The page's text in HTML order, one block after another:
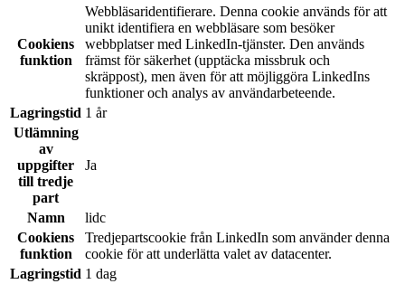
Cookiens
funktion
Webbläsaridentifierare. Denna cookie används för att
unikt identifiera en webbläsare som besöker
webbplatser med LinkedIn-tjänster. Den används
främst för säkerhet (upptäcka missbruk och
skräppost), men även för att möjliggöra LinkedIns
funktioner och analys av användarbeteende.
Lagringstid 1 år
Utlämning
av
uppgifter
till tredje
part
Ja
Namn
lidc
Cookiens
funktion
Tredjepartscookie från LinkedIn som använder denna
cookie för att underlätta valet av datacenter.
Lagringstid 1 dag